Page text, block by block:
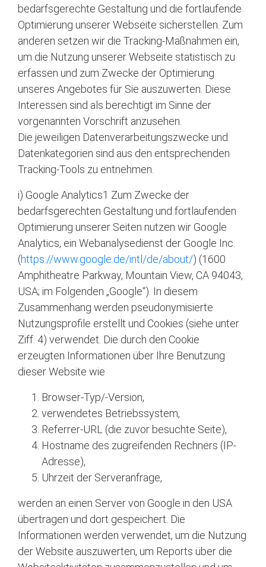
bedarfsgerechte Gestaltung und die fortlaufende
Optimierung unserer Webseite sicherstellen. Zum
anderen setzen wir die Tracking-Maßnahmen ein,
um die Nutzung unserer Webseite statistisch zu
erfassen und zum Zwecke der Optimierung
unseres Angebotes für Sie auszuwerten. Diese
Interessen sind als berechtigt im Sinne der
vorgenannten Vorschrift anzusehen.
Die jeweiligen Datenverarbeitungszwecke und
Datenkategorien sind aus den entsprechenden
Tracking-Tools zu entnehmen.
i) Google Analytics1 Zum Zwecke der
bedarfsgerechten Gestaltung und fortlaufenden
Optimierung unserer Seiten nutzen wir Google
Analytics, ein Webanalysedienst der Google Inc.
(https://www.google.de/intl/de/about/) (1600
Amphitheatre Parkway, Mountain View, CA 94043,
USA; im Folgenden „Google“). In diesem
Zusammenhang werden pseudonymisierte
Nutzungsprofile erstellt und Cookies (siehe unter
Ziff. 4) verwendet. Die durch den Cookie
erzeugten Informationen über Ihre Benutzung
dieser Website wie
Browser-Typ/-Version,
verwendetes Betriebssystem,
Referrer-URL (die zuvor besuchte Seite),
Hostname des zugreifenden Rechners (IP-
Adresse),
Uhrzeit der Serveranfrage,
werden an einen Server von Google in den USA
übertragen und dort gespeichert. Die
Informationen werden verwendet, um die Nutzung
der Website auszuwerten, um Reports über die